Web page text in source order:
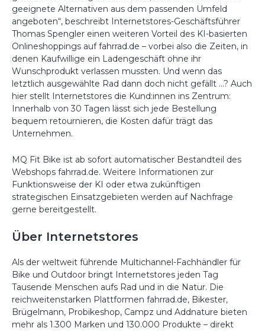
geeignete Alternativen aus dem passenden Umfeld
angeboten“, beschreibt Internetstores-Geschäftsführer
Thomas Spengler einen weiteren Vorteil des KI-basierten
Onlineshoppings auf fahrrad.de – vorbei also die Zeiten, in
denen Kaufwillige ein Ladengeschäft ohne ihr
Wunschprodukt verlassen mussten. Und wenn das
letztlich ausgewählte Rad dann doch nicht gefällt …? Auch
hier stellt Internetstores die Kund:innen ins Zentrum:
Innerhalb von 30 Tagen lässt sich jede Bestellung
bequem retournieren, die Kosten dafür trägt das
Unternehmen.
MQ Fit Bike ist ab sofort automatischer Bestandteil des
Webshops fahrrad.de. Weitere Informationen zur
Funktionsweise der KI oder etwa zukünftigen
strategischen Einsatzgebieten werden auf Nachfrage
gerne bereitgestellt.
Über Internetstores
Als der weltweit führende Multichannel-Fachhändler für
Bike und Outdoor bringt Internetstores jeden Tag
Tausende Menschen aufs Rad und in die Natur. Die
reichweitenstarken Plattformen fahrrad.de, Bikester,
Brügelmann, Probikeshop, Campz und Addnature bieten
mehr als 1.300 Marken und 130.000 Produkte – direkt